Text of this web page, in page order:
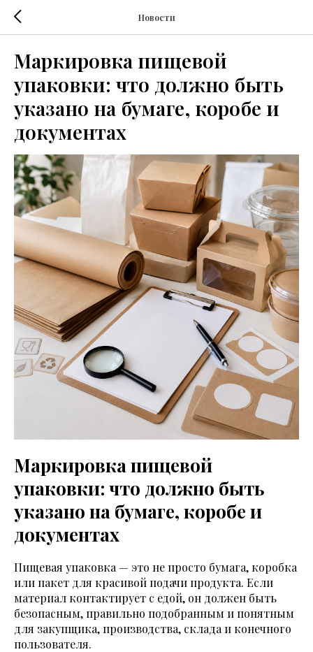
Новости
Маркировка пищевой
упаковки: что должно быть
указано на бумаге, коробе и
документах
Маркировка пищевой
упаковки: что должно быть
указано на бумаге, коробе и
документах
Пищевая упаковка — это не просто бумага, коробка
или пакет для красивой подачи продукта. Если
материал контактирует с едой, он должен быть
безопасным, правильно подобранным и понятным
для закупщика, производства, склада и конечного
пользователя.